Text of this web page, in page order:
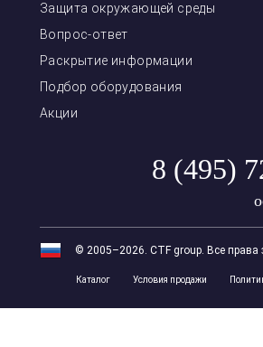
Защита окружающей среды
Вопрос-ответ
Раскрытие информации
Подбор оборудования
Акции
8 (495)
© 2005–2026. CTF group. Все
Каталог Условия продажи